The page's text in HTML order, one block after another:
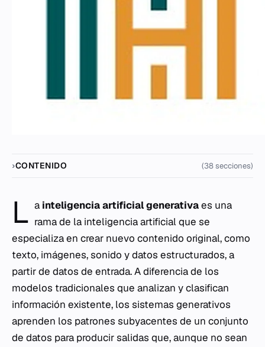
CONTENIDO (38 secciones)
L a inteligencia artificial generativaes una
rama de la inteligencia artificial que se
especializa en crear nuevo contenido original, como
texto, imágenes, sonido y datos estructurados, a
partir de datos de entrada. A diferencia de los
modelos tradicionales que analizan y clasifican
información existente, los sistemas generativos
aprenden los patrones subyacentes de un conjunto
de datos para producir salidas que, aunque no sean